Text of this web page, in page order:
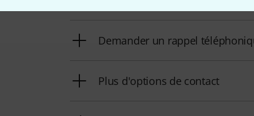
Demander un rappel
Plus d'options de contact